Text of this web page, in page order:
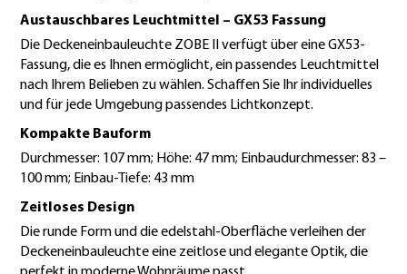
Austauschbares Leuchtmittel – GX53 Fassung
Die Deckeneinbauleuchte ZOBE II verfügt über eine GX53-
Fassung, die es Ihnen ermöglicht, ein passendes Leuchtmittel
nach Ihrem Belieben zu wählen. Schaffen Sie Ihr individuelles
und für jede Umgebung passendes Lichtkonzept.
Kompakte Bauform
Durchmesser: 107 mm; Höhe: 47 mm; Einbaudurchmesser: 83 –
100 mm; Einbau-Tiefe: 43 mm
Zeitloses Design
Die runde Form und die edelstahl-Oberfläche verleihen der
Deckeneinbauleuchte eine zeitlose und elegante Optik, die